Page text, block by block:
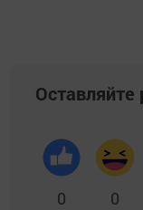
Оставляйте
0 0